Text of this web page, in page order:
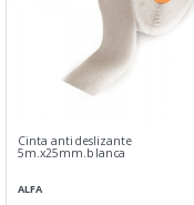
Cinta antideslizante
5m.x25mm.blanca
ALFA